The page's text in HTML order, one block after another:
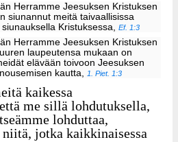
Herramme Jeesuksen Kristuksen
siunannut meitä taivaallisissa
siunauksella Kristuksessa,Ef. 1:3
Herramme Jeesuksen Kristuksen
laupeutensa mukaan on
elävään toivoon Jeesuksen
kautta,1. Piet. 1:3
kaikessa
me sillä lohdutuksella,
lohduttaa,
jotka kaikkinaisessa